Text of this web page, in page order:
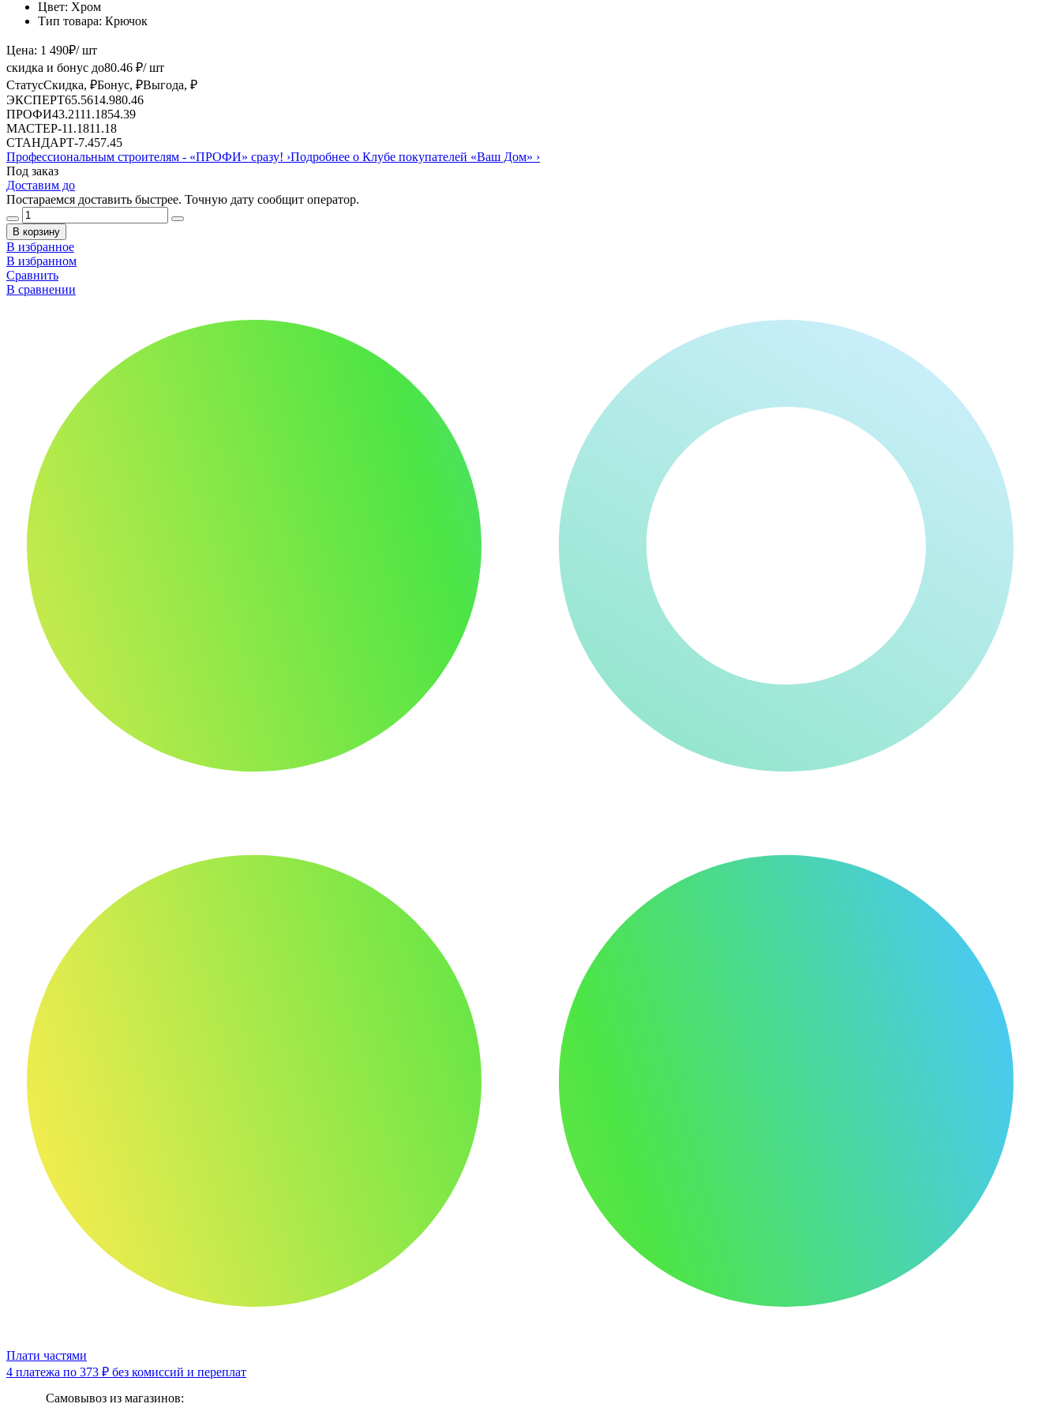
Цвет: Хром
Тип товара: Крючок
Цена: 1 490₽/ шт
скидка и бонус до80.46 ₽/ шт
СтатусСкидка, ₽Бонус, ₽Выгода, ₽
ЭКСПЕРТ65.5614.980.46
ПРОФИ43.2111.1854.39
МАСТЕР-11.1811.18
СТАНДАРТ-7.457.45
Профессиональным строителям - «ПРОФИ» сразу! ›Подробнее о Клубе покупателей «Ваш Дом» ›
Под заказ
Доставим до
Постараемся доставить быстрее. Точную дату сообщит оператор.
В корзину
В избранное
В избранном
Сравнить
В сравнении
Плати частями
4 платежа по 373 ₽ без комиссий и переплат
Самовывоз из магазинов: